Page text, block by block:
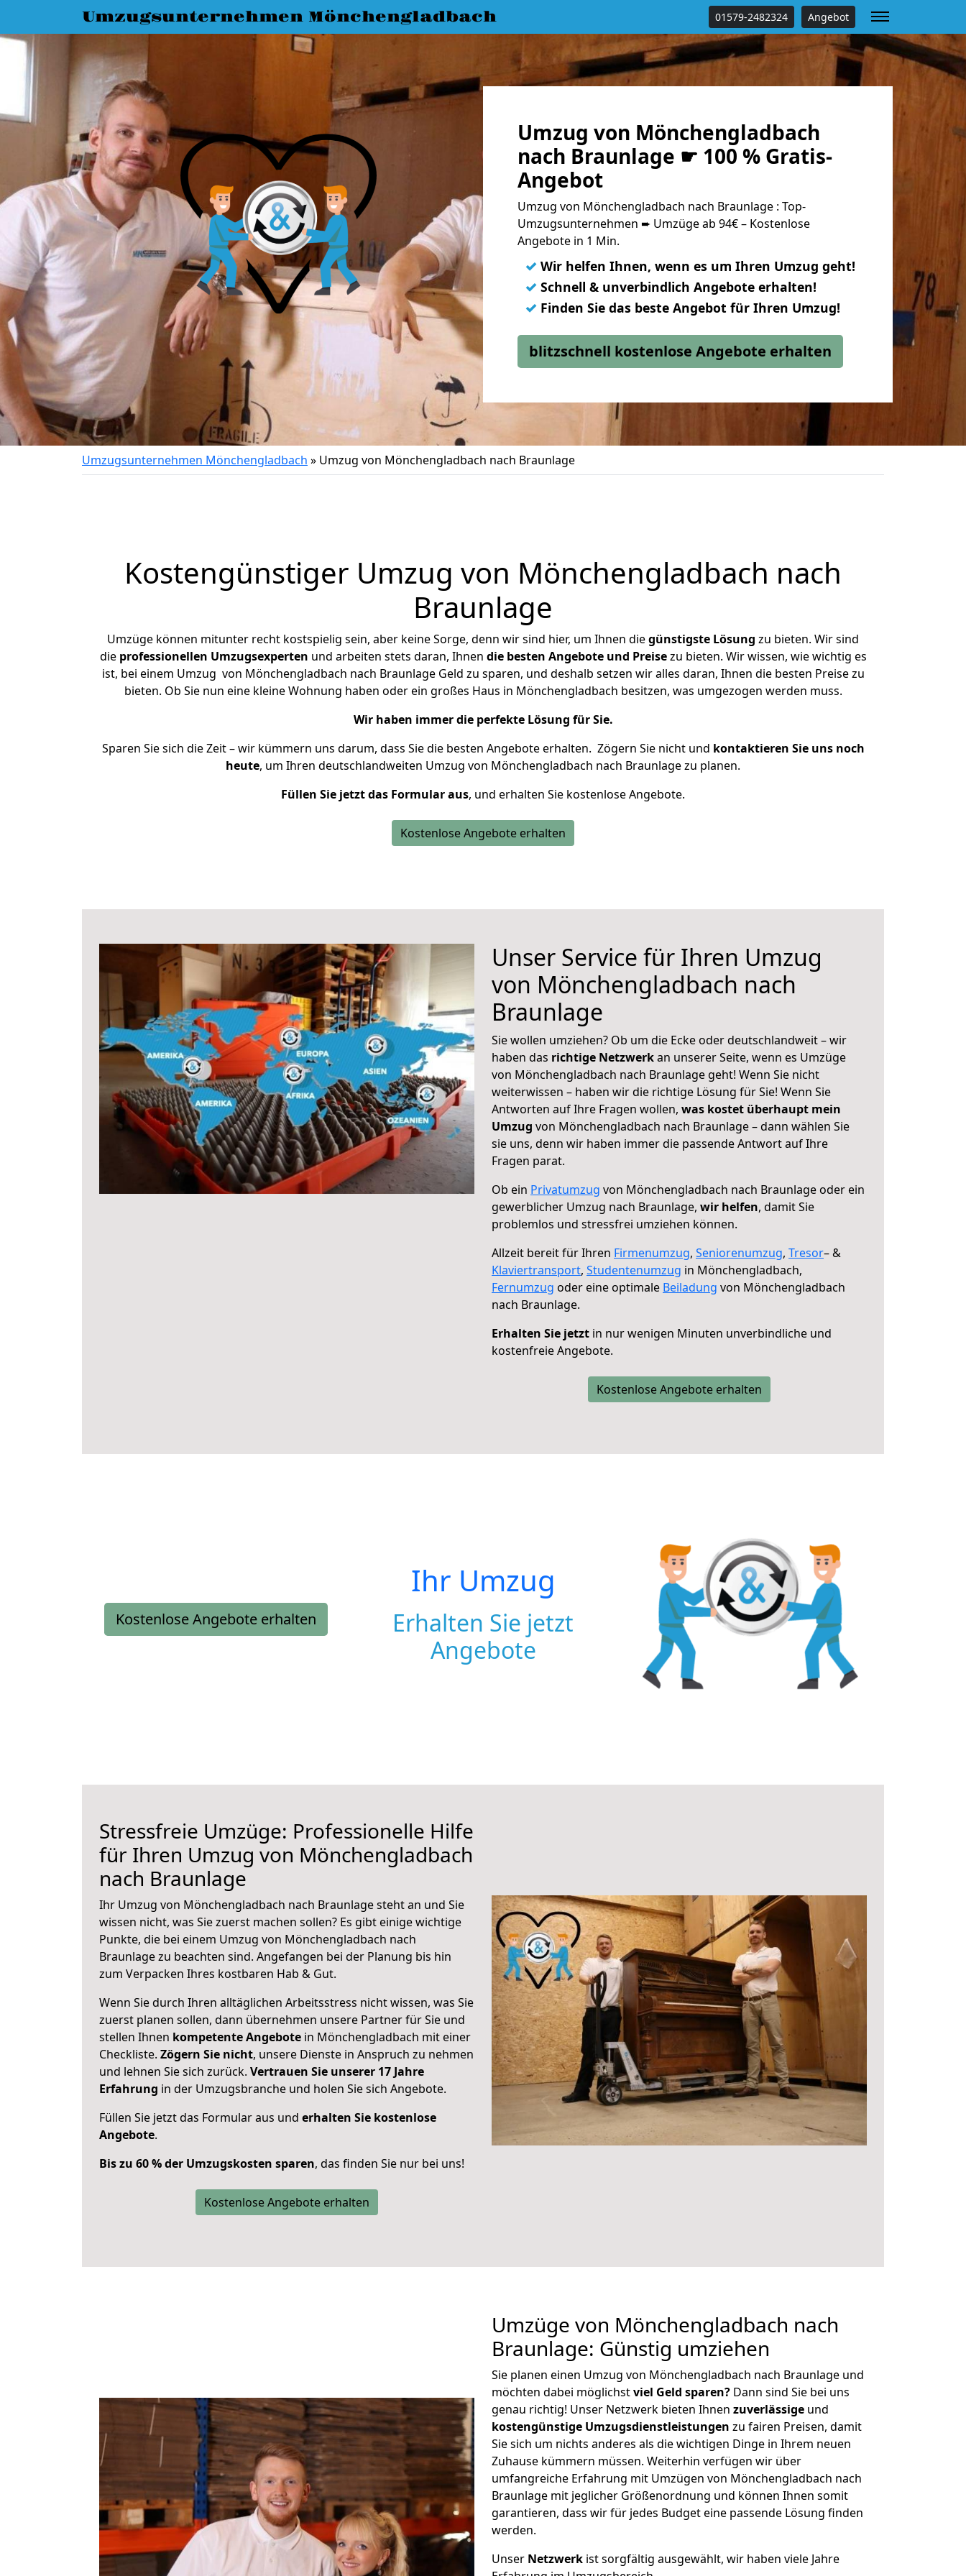
Umzugsunternehmen Mönchengladbach 01579-2482324 Angebot
Umzug von Mönchengladbach
nach Braunlage ☛ 100 % Gratis-
Angebot
Umzug von Mönchengladbach nach Braunlage : Top-
Umzugsunternehmen ➨ Umzüge ab 94€ – Kostenlose
Angebote in 1 Min.
✓ Wir helfen Ihnen, wenn es um Ihren Umzug geht!
✓ Schnell & unverbindlich Angebote erhalten!
✓ Finden Sie das beste Angebot für Ihren Umzug!
blitzschnell kostenlose Angebote erhalten
Umzugsunternehmen Mönchengladbach » Umzug von Mönchengladbach nach Braunlage
Kostengünstiger Umzug von Mönchengladbach nach
Braunlage
Umzüge können mitunter recht kostspielig sein, aber keine Sorge, denn wir sind hier, um Ihnen diegünstigste Lösung zu bieten. Wir sind
die professionellen Umzugsexperten und arbeiten stets daran, Ihnen die besten Angebote und Preisezu bieten. Wir wissen, wie wichtig es
ist, bei einem Umzug von Mönchengladbach nach Braunlage Geld zu sparen, und deshalb setzen wir alles daran, Ihnen die besten Preise zu
bieten. Ob Sie nun eine kleine Wohnung haben oder ein großes Haus in Mönchengladbach besitzen, was umgezogen werden muss.
Wir haben immer die perfekte Lösung für Sie.
Sparen Sie sich die Zeit – wir kümmern uns darum, dass Sie die besten Angebote erhalten. Zögern Sie nicht und kontaktieren Sie uns noch
heute, um Ihren deutschlandweiten Umzug von Mönchengladbach nach Braunlage zu planen.
Füllen Sie jetzt das Formular aus, und erhalten Sie kostenlose Angebote.
Kostenlose Angebote erhalten
Unser Service für Ihren Umzug
von Mönchengladbach nach
Braunlage
Sie wollen umziehen? Ob um die Ecke oder deutschlandweit – wir
haben das richtige Netzwerkan unserer Seite, wenn es Umzüge
von Mönchengladbach nach Braunlage geht! Wenn Sie nicht
weiterwissen – haben wir die richtige Lösung für Sie! Wenn Sie
Antworten auf Ihre Fragen wollen, was kostet überhaupt mein
Umzug von Mönchengladbach nach Braunlage – dann wählen Sie
sie uns, denn wir haben immer die passende Antwort auf Ihre
Fragen parat.
Ob ein Privatumzug von Mönchengladbach nach Braunlage oder ein
gewerblicher Umzug nach Braunlage, wir helfen, damit Sie
problemlos und stressfrei umziehen können.
Allzeit bereit für Ihren Firmenumzug, Seniorenumzug, Tresor– &
Klaviertransport, Studentenumzug in Mönchengladbach,
Fernumzug oder eine optimale Beiladung von Mönchengladbach
nach Braunlage.
Erhalten Sie jetzt in nur wenigen Minuten unverbindliche und
kostenfreie Angebote.
Kostenlose Angebote erhalten
Kostenlose Angebote erhalten
Ihr Umzug
Erhalten Sie jetzt
Angebote
Stressfreie Umzüge: Professionelle Hilfe
für Ihren Umzug von Mönchengladbach
nach Braunlage
Ihr Umzug von Mönchengladbach nach Braunlage steht an und Sie
wissen nicht, was Sie zuerst machen sollen? Es gibt einige wichtige
Punkte, die bei einem Umzug von Mönchengladbach nach
Braunlage zu beachten sind. Angefangen bei der Planung bis hin
zum Verpacken Ihres kostbaren Hab & Gut.
Wenn Sie durch Ihren alltäglichen Arbeitsstress nicht wissen, was Sie
zuerst planen sollen, dann übernehmen unsere Partner für Sie und
stellen Ihnen kompetente Angebote in Mönchengladbach mit einer
Checkliste. Zögern Sie nicht, unsere Dienste in Anspruch zu nehmen
und lehnen Sie sich zurück. Vertrauen Sie unserer 17 Jahre
Erfahrung in der Umzugsbranche und holen Sie sich Angebote.
Füllen Sie jetzt das Formular aus und erhalten Sie kostenlose
Angebote.
Bis zu 60 % der Umzugskosten sparen, das finden Sie nur bei uns!
Kostenlose Angebote erhalten
Umzüge von Mönchengladbach nach
Braunlage: Günstig umziehen
Sie planen einen Umzug von Mönchengladbach nach Braunlage und
möchten dabei möglichstviel Geld sparen? Dann sind Sie bei uns
genau richtig! Unser Netzwerk bieten Ihnen zuverlässige und
kostengünstige Umzugsdienstleistungen zu fairen Preisen, damit
Sie sich um nichts anderes als die wichtigen Dinge in Ihrem neuen
Zuhause kümmern müssen. Weiterhin verfügen wir über
umfangreiche Erfahrung mit Umzügen von Mönchengladbach nach
Braunlage mit jeglicher Größenordnung und können Ihnen somit
garantieren, dass wir für jedes Budget eine passende Lösung finden
werden.
Unser Netzwerk ist sorgfältig ausgewählt, wir haben viele Jahre